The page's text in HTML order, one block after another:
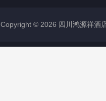
Copyright © 2026 四川鸿源祥酒